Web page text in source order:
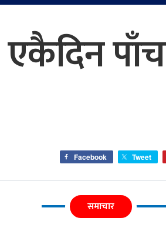
एकैदिन पाँच
Facebook Tweet
समाचार